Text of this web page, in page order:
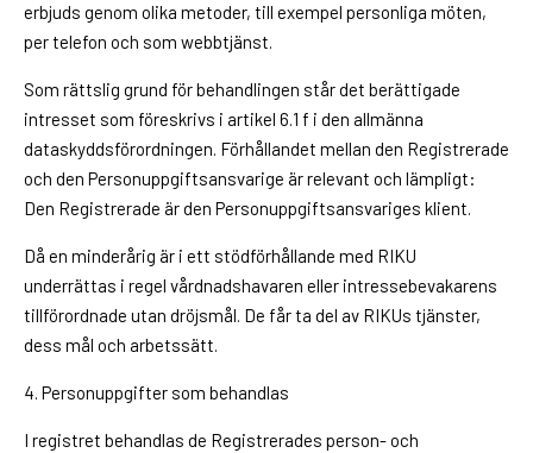
erbjuds genom olika metoder, till exempel personliga möten,
per telefon och som webbtjänst.
Som rättslig grund för behandlingen står det berättigade
intresset som föreskrivs i artikel 6.1 f i den allmänna
dataskyddsförordningen. Förhållandet mellan den Registrerade
och den Personuppgiftsansvarige är relevant och lämpligt:
Den Registrerade är den Personuppgiftsansvariges klient.
Då en minderårig är i ett stödförhållande med RIKU
underrättas i regel vårdnadshavaren eller intressebevakarens
tillförordnade utan dröjsmål. De får ta del av RIKUs tjänster,
dess mål och arbetssätt.
4. Personuppgifter som behandlas
I registret behandlas de Registrerades person- och